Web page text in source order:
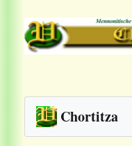
Chortitza